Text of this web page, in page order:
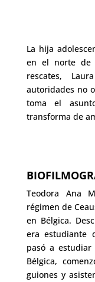
La hija
en el norte de
rescates,
autoridades no
toma el
transforma de
Teodora Ana
régimen de
en Bélgica.
era estudiante
pasó a
Bélgica,
guiones y